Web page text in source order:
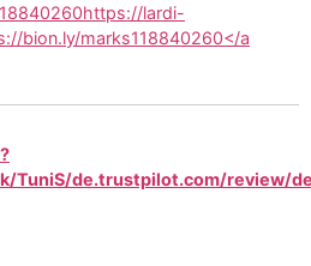
lardi-
bion.ly/marks118840260</a
TuniS/de.trustpilot.com/review/